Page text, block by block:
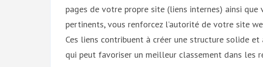
pages de votre propre site (liens internes) ainsi
pertinents, vous renforcez l’autorité de votre site
Ces liens contribuent à créer une structure solide
qui peut favoriser un meilleur classement dans les